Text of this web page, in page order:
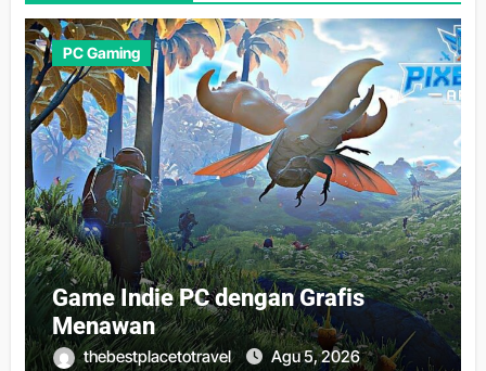
PC Gaming
Game Indie PC dengan Grafis
Menawan
thebestplacetotravel Agu 5, 2026